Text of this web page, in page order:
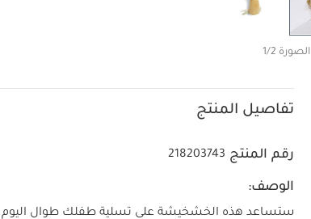
الصورة 1/2
تفاصيل المنتج
رقم المنتج 218203743
الوصف:
ستساعد هذه الخشخيشة على تسلية طفلك طوال اليوم